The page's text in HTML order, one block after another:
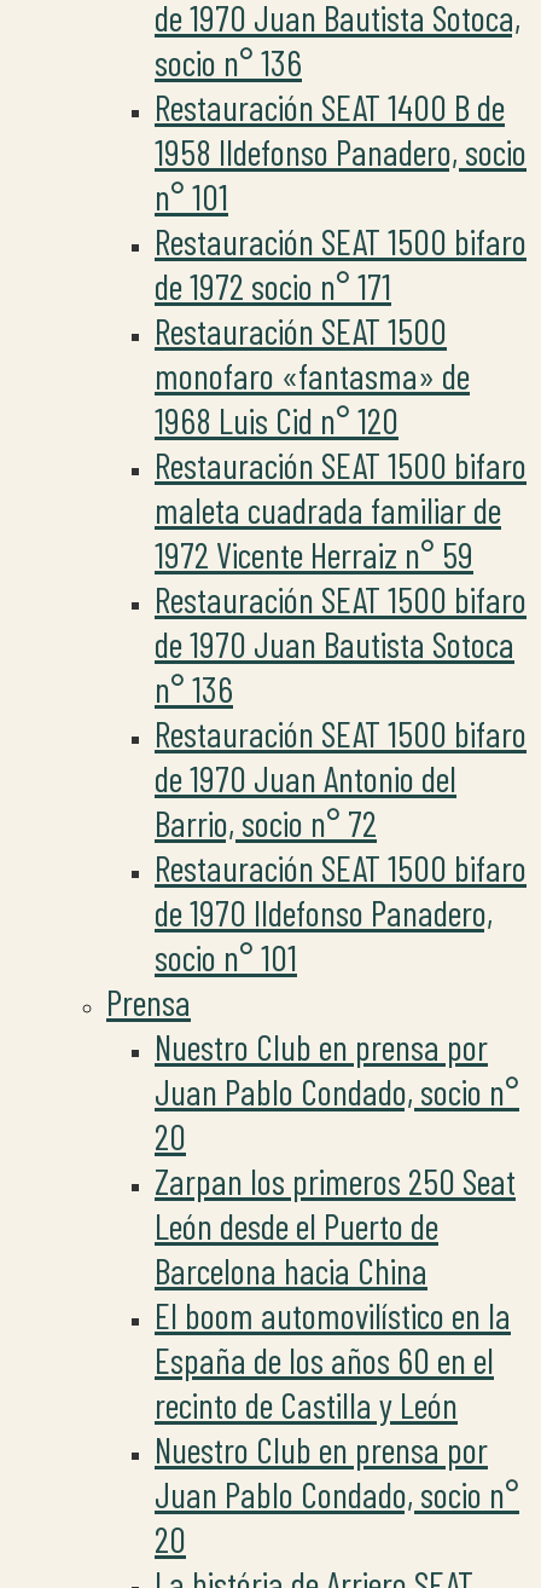
de 1970 Juan Bautista Sotoca,
socio n° 136
Restauración SEAT 1400 B de
1958 Ildefonso Panadero, socio
n° 101
Restauración SEAT 1500 bifaro
de 1972 socio n° 171
Restauración SEAT 1500
monofaro «fantasma» de
1968 Luis Cid n° 120
Restauración SEAT 1500 bifaro
maleta cuadrada familiar de
1972 Vicente Herraiz n° 59
Restauración SEAT 1500 bifaro
de 1970 Juan Bautista Sotoca
n° 136
Restauración SEAT 1500 bifaro
de 1970 Juan Antonio del
Barrio, socio n° 72
Restauración SEAT 1500 bifaro
de 1970 Ildefonso Panadero,
socio n° 101
Prensa
Nuestro Club en prensa por
Juan Pablo Condado, socio n°
20
Zarpan los primeros 250 Seat
León desde el Puerto de
Barcelona hacia China
El boom automovilístico en la
España de los años 60 en el
recinto de Castilla y León
Nuestro Club en prensa por
Juan Pablo Condado, socio n°
20